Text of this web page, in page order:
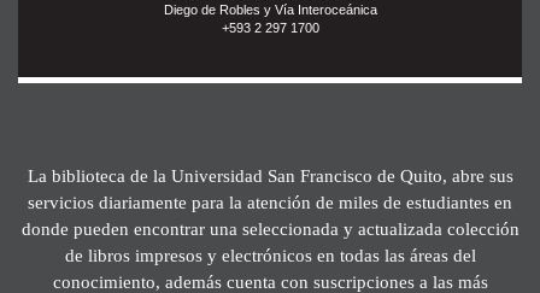
Diego de Robles y Vía Interoceánica
+593 2 297 1700
La biblioteca de la Universidad San Francisco de Quito, abre sus
servicios diariamente para la atención de miles de estudiantes en
donde pueden encontrar una seleccionada y actualizada colección
de libros impresos y electrónicos en todas las áreas del
conocimiento, además cuenta con suscripciones a las más